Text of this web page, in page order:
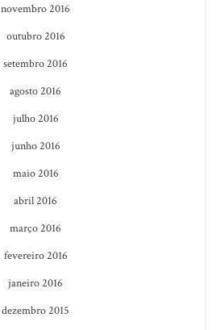
novembro 2016
outubro 2016
setembro 2016
agosto 2016
julho 2016
junho 2016
maio 2016
abril 2016
março 2016
fevereiro 2016
janeiro 2016
dezembro 2015